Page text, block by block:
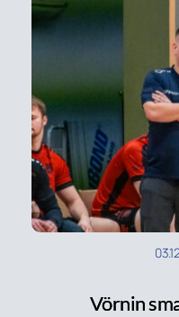
Vörnin